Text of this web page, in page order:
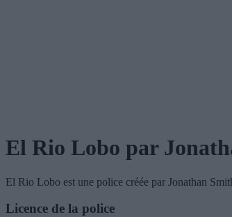
El Rio Lobo par
El Rio Lobo est une police créée par Jonathan
Licence de la police